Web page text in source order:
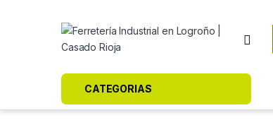
CATEGORIAS